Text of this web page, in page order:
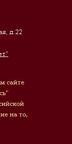
д.22
сайте
на то,